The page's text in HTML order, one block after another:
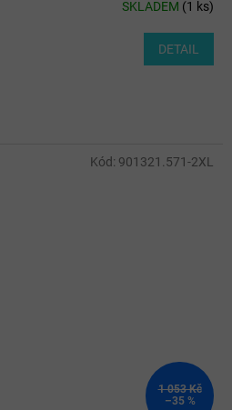
SKLADEM (1 ks)
DETAIL
1 053 Kč
–35 %
Kód: 901321.571-2XL